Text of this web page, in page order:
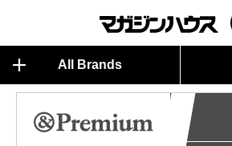
All Brands